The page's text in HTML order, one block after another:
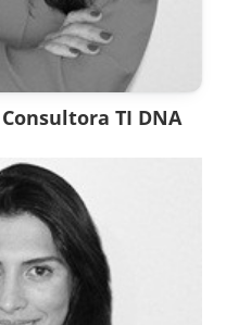
TI DNA